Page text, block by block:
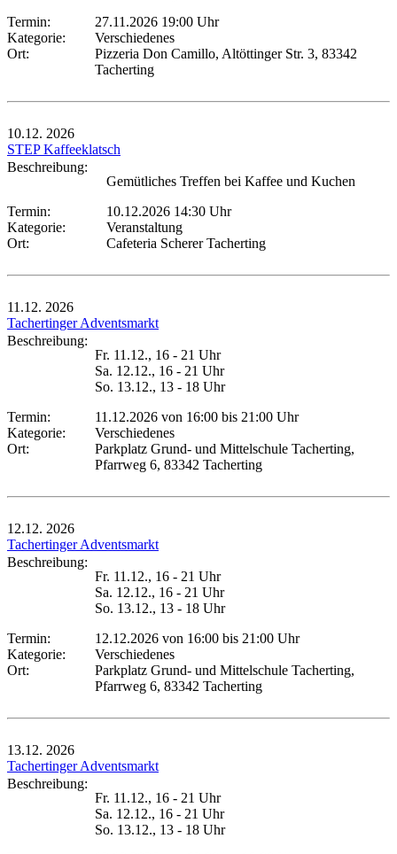
Termin:
27.11.2026 19:00 Uhr
Kategorie:
Verschiedenes
Ort:
Pizzeria Don Camillo, Altöttinger Str. 3, 83342
Tacherting
10.12. 2026
STEP Kaffeeklatsch
Beschreibung:
Gemütliches Treffen bei Kaffee und Kuchen
Termin:
10.12.2026 14:30 Uhr
Kategorie:
Veranstaltung
Ort:
Cafeteria Scherer Tacherting
11.12. 2026
Tachertinger Adventsmarkt
Beschreibung:
Fr. 11.12., 16 - 21 Uhr
Sa. 12.12., 16 - 21 Uhr
So. 13.12., 13 - 18 Uhr
Termin:
11.12.2026 von 16:00 bis 21:00 Uhr
Kategorie:
Verschiedenes
Ort:
Parkplatz Grund- und Mittelschule Tacherting,
Pfarrweg 6, 83342 Tacherting
12.12. 2026
Tachertinger Adventsmarkt
Beschreibung:
Fr. 11.12., 16 - 21 Uhr
Sa. 12.12., 16 - 21 Uhr
So. 13.12., 13 - 18 Uhr
Termin:
12.12.2026 von 16:00 bis 21:00 Uhr
Kategorie:
Verschiedenes
Ort:
Parkplatz Grund- und Mittelschule Tacherting,
Pfarrweg 6, 83342 Tacherting
13.12. 2026
Tachertinger Adventsmarkt
Beschreibung:
Fr. 11.12., 16 - 21 Uhr
Sa. 12.12., 16 - 21 Uhr
So. 13.12., 13 - 18 Uhr